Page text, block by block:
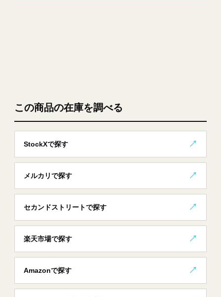
この商品の在庫を調べる
StockXで探す
メルカリで探す
セカンドストリートで探す
楽天市場で探す
Amazonで探す